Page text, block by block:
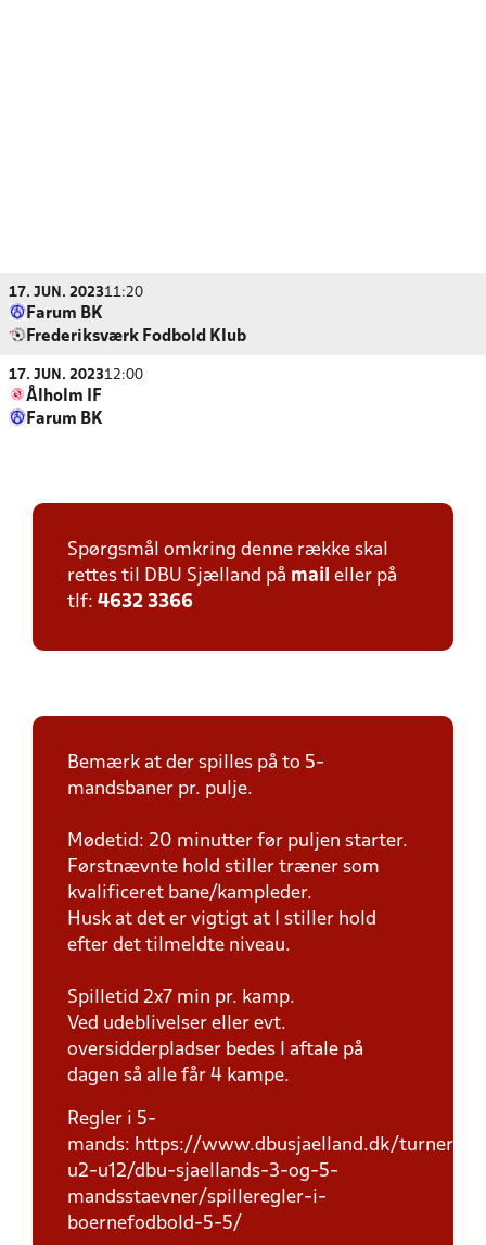
17. JUN. 202311:20
Farum BK
Frederiksværk Fodbold Klub
17. JUN. 202312:00
Ålholm IF
Farum BK
Spørgsmål omkring denne række skal
rettes til DBU Sjælland på mail eller på
tlf: 4632 3366
Bemærk at der spilles på to 5-
mandsbaner pr. pulje.
Mødetid: 20 minutter før puljen starter.
Førstnævnte hold stiller træner som
kvalificeret bane/kampleder.
Husk at det er vigtigt at I stiller hold
efter det tilmeldte niveau.
Spilletid 2x7 min pr. kamp.
Ved udeblivelser eller evt.
oversidderpladser bedes I aftale på
dagen så alle får 4 kampe.
Regler i 5-
mands: https://www.dbusjaelland.dk/
u2-u12/dbu-sjaellands-3-og-5-
mandsstaevner/spilleregler-i-
boernefodbold-5-5/